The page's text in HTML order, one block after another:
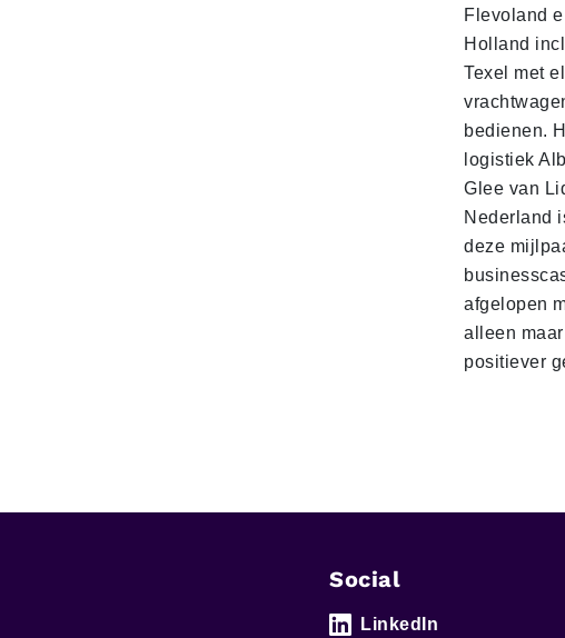
Flevoland
Holland
Texel met
bedienen.
logistiek
Glee van
Nederland
deze
afgelopen
alleen maar
positiever
Social
LinkedIn